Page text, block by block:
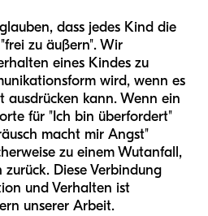
dass jedes Kind die
zu äußern". Wir
eines Kindes zu
wird, wenn es
ausdrücken kann. Wenn ein
für "Ich bin überfordert"
macht mir Angst"
zu einem Wutanfall,
Diese Verbindung
und Verhalten ist
unserer Arbeit.